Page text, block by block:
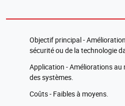
Objectif principal -
sécurité ou de la technologie
Application - Améliorations au
des systèmes.
Coûts - Faibles à moyens.